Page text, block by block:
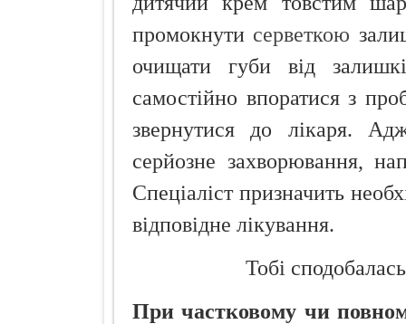
промокнути серветкою
очищати губи від
самостійно впоратися з
звернутися до лікаря.
серйозне захворювання,
Спеціаліст призначить
відповідне лікування.
Тобі
При частковому чи